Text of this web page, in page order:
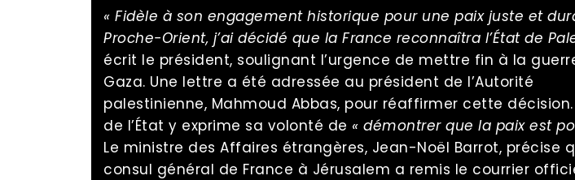
« Fidèle à son engagement historique pour une paix juste et
Proche-Orient, j’ai décidé que la France reconnaîtra l’État de
écrit le président, soulignant l’urgence de mettre fin à la
Gaza. Une lettre a été adressée au président de l’Autorité
palestinienne, Mahmoud Abbas, pour réaffirmer cette
de l’État y exprime sa volonté de « démontrer que la paix est
Le ministre des Affaires étrangères, Jean-Noël Barrot, précise
consul général de France à Jérusalem a remis le courrier